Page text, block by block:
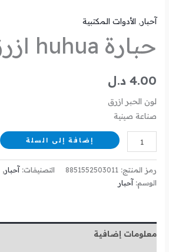
آحبار,الأدوات المكتبية
حبارة huhua ازرق
4.00 د.ل
لون الحبر ازرق
صناعة صينية
إضافة إلى السلة
رمز المنتج:8851552503011 التصنيفات:آحبار,
الوسم:آحبار
معلومات إضافية